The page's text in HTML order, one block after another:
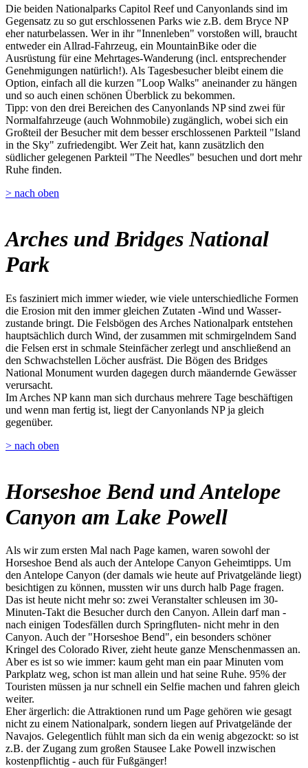
Die beiden Nationalparks Capitol Reef und Canyonlands sind im
Gegensatz zu so gut erschlossenen Parks wie z.B. dem Bryce NP
eher naturbelassen. Wer in ihr "Innenleben" vorstoßen will, braucht
entweder ein Allrad-Fahrzeug, ein MountainBike oder die
Ausrüstung für eine Mehrtages-Wanderung (incl. entsprechender
Genehmigungen natürlich!). Als Tagesbesucher bleibt einem die
Option, einfach all die kurzen "Loop Walks" aneinander zu hängen
und so auch einen schönen Überblick zu bekommen.
Tipp: von den drei Bereichen des Canyonlands NP sind zwei für
Normalfahrzeuge (auch Wohnmobile) zugänglich, wobei sich ein
Großteil der Besucher mit dem besser erschlossenen Parkteil "Island
in the Sky" zufriedengibt. Wer Zeit hat, kann zusätzlich den
südlicher gelegenen Parkteil "The Needles" besuchen und dort mehr
Ruhe finden.
> nach oben
Arches und Bridges National
Park
Es fasziniert mich immer wieder, wie viele unterschiedliche Formen
die Erosion mit den immer gleichen Zutaten -Wind und Wasser-
zustande bringt. Die Felsbögen des Arches Nationalpark entstehen
hauptsächlich durch Wind, der zusammen mit schmirgelndem Sand
die Felsen erst in schmale Steinfächer zerlegt und anschließend an
den Schwachstellen Löcher ausfräst. Die Bögen des Bridges
National Monument wurden dagegen durch mäandernde Gewässer
verursacht.
Im Arches NP kann man sich durchaus mehrere Tage beschäftigen
und wenn man fertig ist, liegt der Canyonlands NP ja gleich
gegenüber.
> nach oben
Horseshoe Bend und Antelope
Canyon am Lake Powell
Als wir zum ersten Mal nach Page kamen, waren sowohl der
Horseshoe Bend als auch der Antelope Canyon Geheimtipps. Um
den Antelope Canyon (der damals wie heute auf Privatgelände liegt)
besichtigen zu können, mussten wir uns durch halb Page fragen.
Das ist heute nicht mehr so: zwei Veranstalter schleusen im 30-
Minuten-Takt die Besucher durch den Canyon. Allein darf man -
nach einigen Todesfällen durch Springfluten- nicht mehr in den
Canyon. Auch der "Horseshoe Bend", ein besonders schöner
Kringel des Colorado River, zieht heute ganze Menschenmassen an.
Aber es ist so wie immer: kaum geht man ein paar Minuten vom
Parkplatz weg, schon ist man allein und hat seine Ruhe. 95% der
Touristen müssen ja nur schnell ein Selfie machen und fahren gleich
weiter.
Eher ärgerlich: die Attraktionen rund um Page gehören wie gesagt
nicht zu einem Nationalpark, sondern liegen auf Privatgelände der
Navajos. Gelegentlich fühlt man sich da ein wenig abgezockt: so ist
z.B. der Zugang zum großen Stausee Lake Powell inzwischen
kostenpflichtig - auch für Fußgänger!